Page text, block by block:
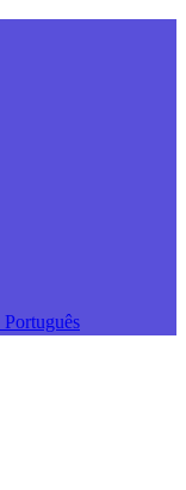
Português